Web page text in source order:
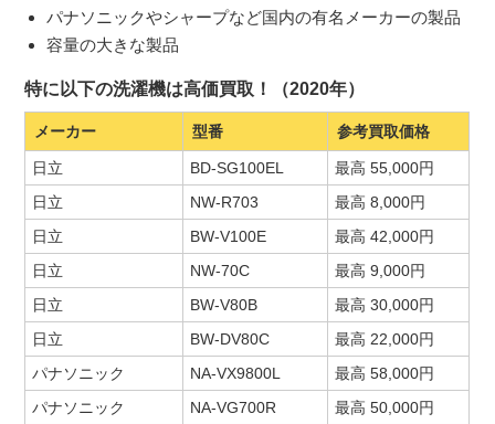
パナソニックやシャープなど国内の有名メーカーの製品
容量の大きな製品
特に以下の洗濯機は高価買取！（2020年）
メーカー 型番 参考買取価格
日立 BD-SG100EL
最高 55,000円
日立
NW-R703
最高 8,000円
日立
BW-V100E
最高 42,000円
日立
NW-70C
最高 9,000円
日立
BW-V80B
最高 30,000円
日立
BW-DV80C
最高 22,000円
パナソニック
NA-VX9800L
最高 58,000円
パナソニック
NA-VG700R
最高 50,000円